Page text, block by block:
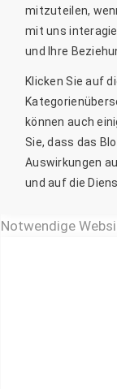
mitzuteilen,
mit uns
und Ihre
Klicken Sie auf
können auch
Sie, dass das
Auswirkungen
und auf die
Notwendige